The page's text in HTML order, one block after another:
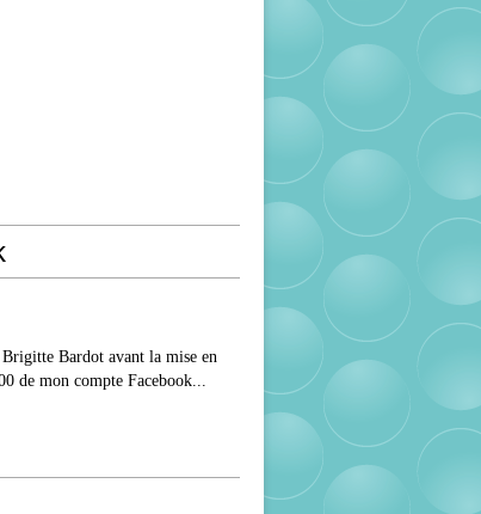
Bardot avant la mise en
de mon compte Facebook...